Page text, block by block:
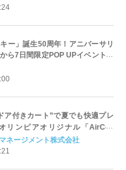
ー」誕生50周年！アニバーサリ
ら7日間限定POP UPイベントを
PARKで開催！
ア付きカート”で夏でも快適プレ
ンピアオリジナル「AirCon
ト）」導入 | ＰＧＭ
ネージメント株式会社